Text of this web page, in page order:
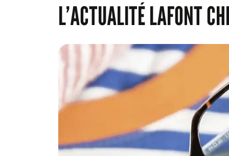
L’ACTUALITÉ LAFONT